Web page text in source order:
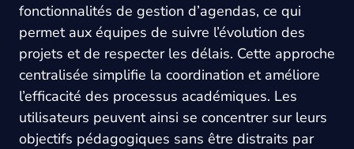
fonctionnalités de gestion d’agendas, ce qui
permet aux équipes de suivre l’évolution des
projets et de respecter les délais. Cette approche
centralisée simplifie la coordination et améliore
l’efficacité des processus académiques. Les
utilisateurs peuvent ainsi se concentrer sur leurs
objectifs pédagogiques sans être distraits par